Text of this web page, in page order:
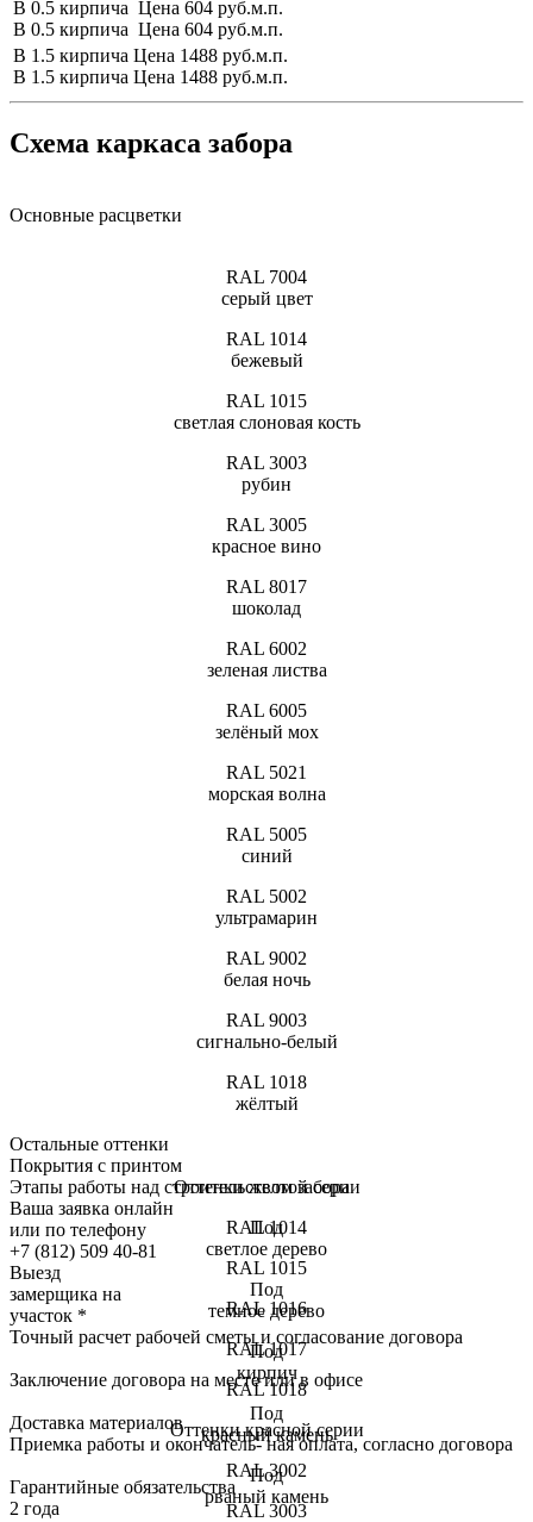
В 0.5 кирпича
В 0.5 кирпича
Цена 604 руб.м.п.
Цена 604 руб.м.п.
В 1.5 кирпича
В 1.5 кирпича
Цена 1488 руб.м.п.
Цена 1488 руб.м.п.
Схема каркаса забора
Основные расцветки
RAL 7004
серый цвет
RAL 1014
бежевый
RAL 1015
светлая слоновая кость
RAL 3003
рубин
RAL 3005
красное вино
RAL 8017
шоколад
RAL 6002
зеленая листва
RAL 6005
зелёный мох
RAL 5021
морская волна
RAL 5005
синий
RAL 5002
ультрамарин
RAL 9002
белая ночь
RAL 9003
сигнально-белый
RAL 1018
жёлтый
Остальные оттенки
Оттенки желтой серии
RAL 1014
RAL 1015
RAL 1016
RAL 1017
RAL 1018
Оттенки красной серии
RAL 3002
RAL 3003
Покрытия с принтом
Под
светлое дерево
Под
темное дерево
Под
кирпич
Под
красный камень
Под
рваный камень
Этапы работы над строительством забора
Ваша заявка онлайн
или по телефону
+7 (812) 509 40-81
Выезд
замерщика на
участок *
Точный расчет рабочей сметы и согласование договора
Заключение договора на месте или в офисе
Доставка материалов
Приемка работы и окончатель- ная оплата, согласно договора
Гарантийные обязательства
2 года